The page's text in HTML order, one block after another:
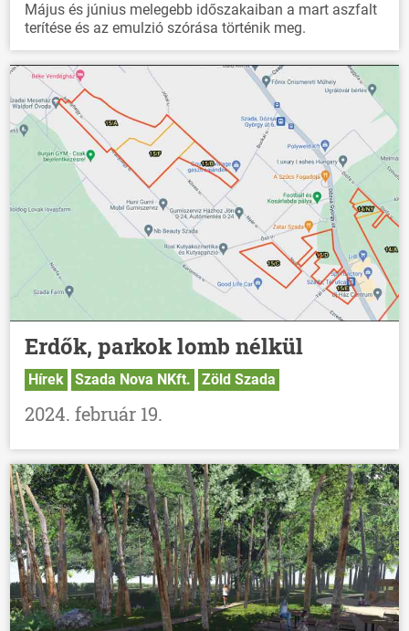
Május és június melegebb időszakaiban a mart aszfalt
terítése és az emulzió szórása történik meg.
Erdők, parkok lomb nélkül
Hírek Szada Nova NKft. Zöld Szada
2024. február 19.